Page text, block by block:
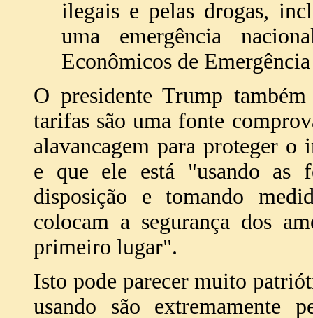
ilegais e pelas drogas,
uma emergência
Econômicos de
O presidente Trump
tarifas são uma fonte
alavancagem para proteger o
e que ele está "usando as
disposição e tomando
colocam a segurança dos
primeiro lugar".
Isto pode parecer muito
usando são extremamente